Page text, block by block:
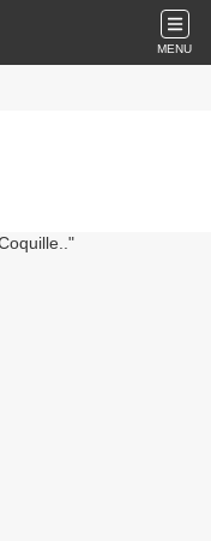
MENU